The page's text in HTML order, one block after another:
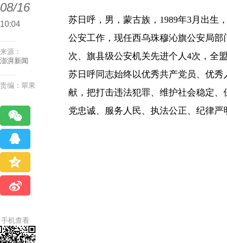
08/16
10:04
来源：
澎湃新闻
责编：翠果
手机查看
苏日呼，男，蒙古族，1989年3月出生
公安工作，现任西乌珠穆沁旗公安局
次、旗县级公安机关先进个人4次，全
苏日呼同志始终以优秀共产党员、优
献，把打击违法犯罪、维护社会稳定
党忠诚、服务人民、执法公正、纪律严